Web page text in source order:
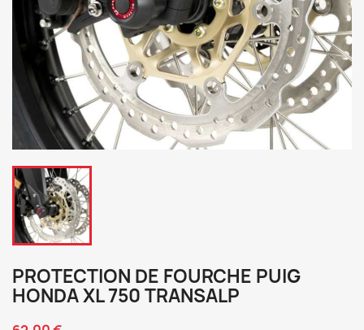
PROTECTION DE FOURCHE PUIG
HONDA XL 750 TRANSALP